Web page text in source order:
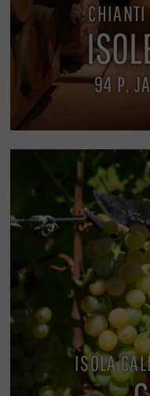
94 P.
ISOLA